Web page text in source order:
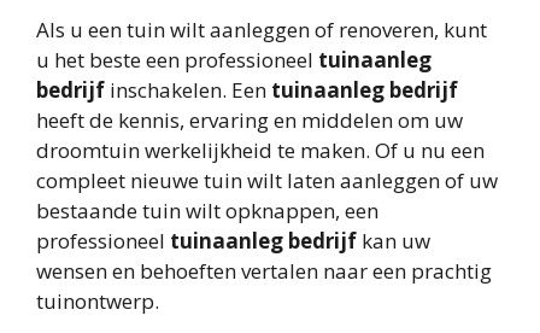
Als u een tuin wilt aanleggen of renoveren, kunt
u het beste een professioneel tuinaanleg
bedrijf inschakelen. Een tuinaanleg bedrijf
heeft de kennis, ervaring en middelen om uw
droomtuin werkelijkheid te maken. Of u nu een
compleet nieuwe tuin wilt laten aanleggen of uw
bestaande tuin wilt opknappen, een
professioneel tuinaanleg bedrijf kan uw
wensen en behoeften vertalen naar een prachtig
tuinontwerp.